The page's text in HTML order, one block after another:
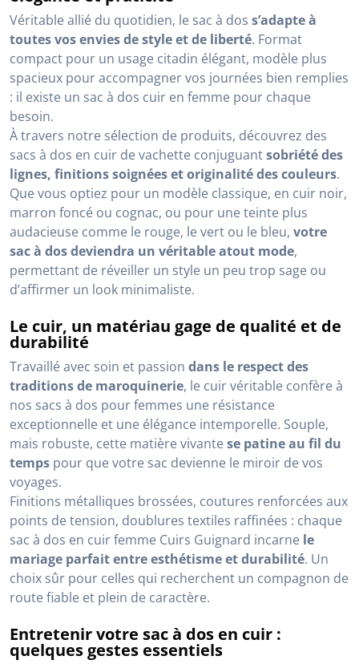
Véritable allié du quotidien, le sac à dos s’adapte à
toutes vos envies de style et de liberté. Format
compact pour un usage citadin élégant, modèle plus
spacieux pour accompagner vos journées bien remplies
: il existe un sac à dos cuir en femme pour chaque
besoin.
À travers notre sélection de produits, découvrez des
sacs à dos en cuir de vachette conjuguantsobriété des
lignes, finitions soignées et originalité des couleurs.
Que vous optiez pour un modèle classique, en cuir noir,
marron foncé ou cognac, ou pour une teinte plus
audacieuse comme le rouge, le vert ou le bleu, votre
sac à dos deviendra un véritable atout mode,
permettant de réveiller un style un peu trop sage ou
d’affirmer un look minimaliste.
Le cuir, un matériau gage de qualité et de
durabilité
Travaillé avec soin et passion dans le respect des
traditions de maroquinerie, le cuir véritable confère à
nos sacs à dos pour femmes une résistance
exceptionnelle et une élégance intemporelle. Souple,
mais robuste, cette matière vivantese patine au fil du
temps pour que votre sac devienne le miroir de vos
voyages.
Finitions métalliques brossées, coutures renforcées aux
points de tension, doublures textiles raffinées : chaque
sac à dos en cuir femme Cuirs Guignard incarne le
mariage parfait entre esthétisme et durabilité. Un
choix sûr pour celles qui recherchent un compagnon de
route fiable et plein de caractère.
Entretenir votre sac à dos en cuir :
quelques gestes essentiels